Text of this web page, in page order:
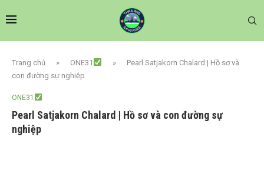
Trang chủ » ONE31 »
Pearl Satjakorn Chalard | Hồ sơ và
con đường sự nghiệp
ONE31
Pearl Satjakorn Chalard | Hồ sơ và con đường sự
nghiệp